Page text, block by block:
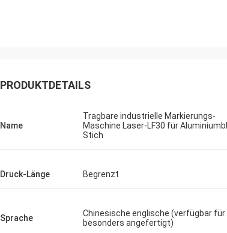
PRODUKTDETAILS
Name
Tragbare industrielle Markierungs-
Maschine Laser-LF30 für
Stich
Druck-Länge Begrenzt
Sprache
Chinesische englische (verfügbar für
besonders angefertigt)